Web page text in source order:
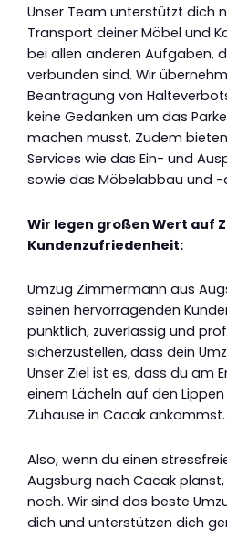
Unser Team unterstützt dich
Transport deiner Möbel und
bei allen anderen Aufgaben,
verbunden sind. Wir
Beantragung von
keine Gedanken um das
machen musst. Zudem
Services wie das Ein- und
sowie das Möbelabbau und
Wir legen großen Wert auf
Kundenzufriedenheit:
Umzug Zimmermann aus
seinen hervorragenden
pünktlich, zuverlässig und
sicherzustellen, dass dein
Unser Ziel ist es, dass du am
einem Lächeln auf den
Zuhause in Cacak ankommst.
Also, wenn du einen
Augsburg nach Cacak
noch. Wir sind das beste
dich und unterstützen dich